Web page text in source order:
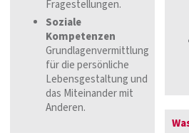
Fragestellungen.
Soziale
Kompetenzen
Grundlagenvermittlung
für die persönliche
Lebensgestaltung und
das Miteinander mit
Anderen.